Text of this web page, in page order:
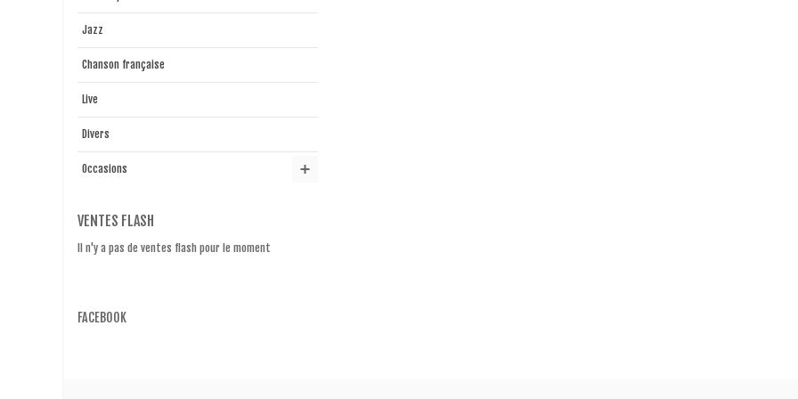
Jazz
Chanson française
Live
Divers
Occasions
VENTES FLASH
Il n'y a pas de ventes flash pour le moment
FACEBOOK